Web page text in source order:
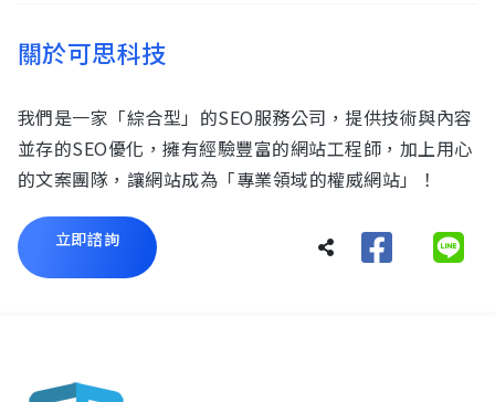
關於可思科技
我們是一家「綜合型」的SEO服務公司，提供技術與內容
並存的SEO優化，擁有經驗豐富的網站工程師，加上用心
的文案團隊，讓網站成為「專業領域的權威網站」！
立即諮詢